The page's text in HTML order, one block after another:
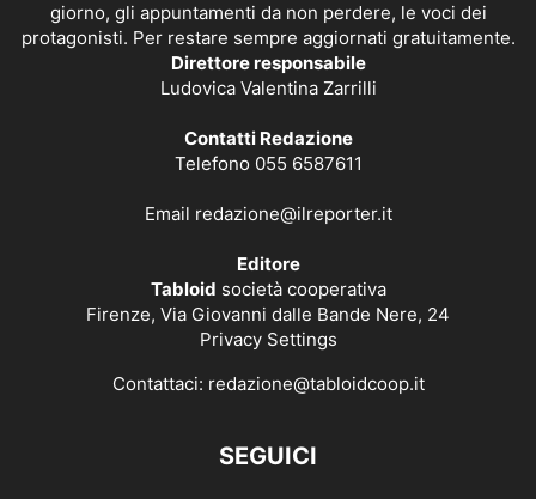
giorno, gli appuntamenti da non perdere, le voci dei
protagonisti. Per restare sempre aggiornati gratuitamente.
Direttore responsabile
Ludovica Valentina Zarrilli
Contatti Redazione
Telefono 055 6587611
Email redazione@ilreporter.it
Editore
Tabloid società cooperativa
Firenze, Via Giovanni dalle Bande Nere, 24
Privacy Settings
Contattaci: redazione@tabloidcoop.it
SEGUICI